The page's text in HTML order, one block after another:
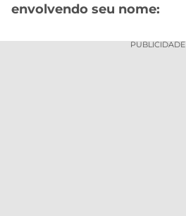
envolvendo seu nome:
PUBLICIDADE